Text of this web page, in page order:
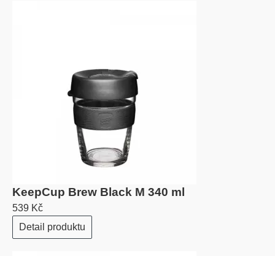
KeepCup Brew Black M 340 ml
539 Kč
Detail produktu